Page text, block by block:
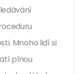
Mnoho lidí si
plnou